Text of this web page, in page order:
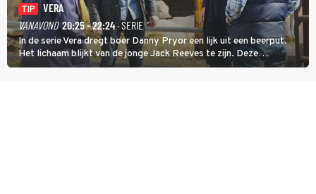
TIP
VERA
VANAVOND 20:25 - 22:24· SERIE
In de serie Vera dregt boer Danny Pryor een lijk uit een beerput.
Het lichaam blijkt van de jonge Jack Reeves te zijn. Deze
homoseksuele woonwagenbewoner had gebroken met zijn familie